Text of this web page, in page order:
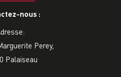
nous :
Perey,
Palaiseau